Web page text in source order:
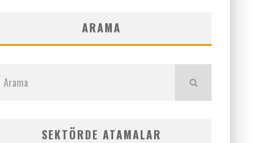
ARAMA
SEKTÖRDE ATAMALAR